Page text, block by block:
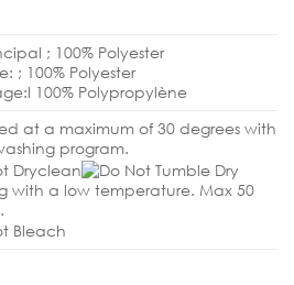
; 100% Polyester
; 100% Polyester
100% Polypropylène